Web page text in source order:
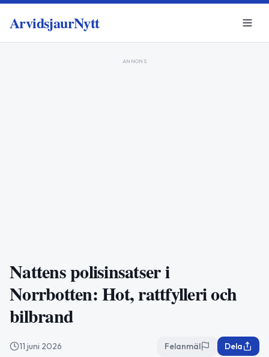
ArvidsjaurNytt
ANNONS
Nattens polisinsatser i
Norrbotten: Hot, rattfylleri och
bilbrand
11 juni 2026 Felanmäl Dela